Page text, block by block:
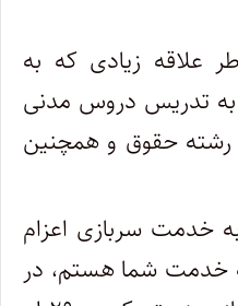
علاقه زیادی که به
به تدریس دروس مدنی
رشته حقوق و همچنین
اسفند ماه سال ۱۴۰۱ به خدمت سربازی اعزام
خدمت شما هستم، در